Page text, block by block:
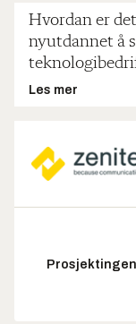
Hvordan er
nyutdannet å
Les mer